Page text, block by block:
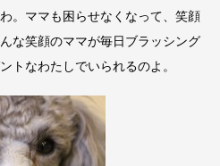
。ママも困らせなくなって、笑顔
な笑顔のママが毎日ブラッシング
トなわたしでいられるのよ。